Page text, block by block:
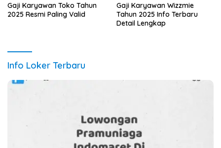
Gaji Karyawan Toko Tahun
2025 Resmi Paling Valid
Gaji Karyawan Wizzmie
Tahun 2025 Info Terbaru
Detail Lengkap
Info Loker Terbaru